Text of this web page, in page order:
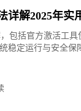
详解2025年实
包括官方激活工
稳定运行与安全保